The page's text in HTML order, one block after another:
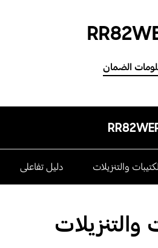
الضمان
والتنزيلات دليل تفاعلى
والتنزيلات